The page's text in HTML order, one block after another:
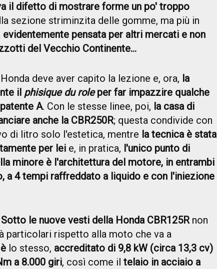
il difetto di mostrare forme un po' troppo
sezione striminzita delle gomme, ma più in
evidentemente pensata per altri mercati e non
del Vecchio Continente...
Honda deve aver capito la lezione e, ora, la
il phisique du roleper far impazzire qualche
A. Con le stesse linee, poi, la casa di
anche la CBR250R; questa condivide con
di litro solo l'estetica, mentre la tecnica è stata
per lei e, in pratica, l'unico punto di
minore è l'architettura del motore, in entrambi
a 4 tempi raffreddato a liquido e con l'iniezione
Sotto le nuove vesti della Honda CBR125Rnon
particolari rispetto alla moto che va a
lo stesso, accreditato di 9,8 kW (circa 13,3 cv)
a 8.000 giri, così come il telaio in acciaio a